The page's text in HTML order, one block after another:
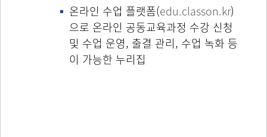
온라인 수업 플랫폼(edu.classon.kr)
으로 온라인 공동교육과정 수강 신청
및 수업 운영, 출결 관리, 수업 녹화 등
이 가능한 누리집